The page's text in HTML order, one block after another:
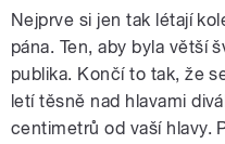
Nejprve si jen tak létají
pána. Ten, aby byla větší
publika. Končí to tak, že
letí těsně nad hlavami
centimetrů od vaší hlavy.